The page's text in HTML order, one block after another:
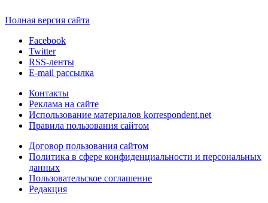
Полная версия сайта
Facebook
Twitter
RSS-ленты
E-mail рассылка
Контакты
Реклама на сайте
Использование материалов korrespondent.net
Правила пользования сайтом
Договор пользования сайтом
Политика в сфере конфиденциальности и персональных
данных
Пользовательское соглашение
Редакция